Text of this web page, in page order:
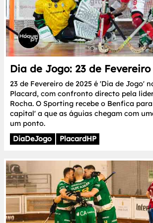
Dia de Jogo: 23 de Fevereiro
23 de Fevereiro de 2025 é 'Dia de Jogo'
Placard, com confronto directo pela
Rocha. O Sporting recebe o Benfica
capital' a que as águias chegam com
um ponto.
DiaDeJogo
PlacardHP